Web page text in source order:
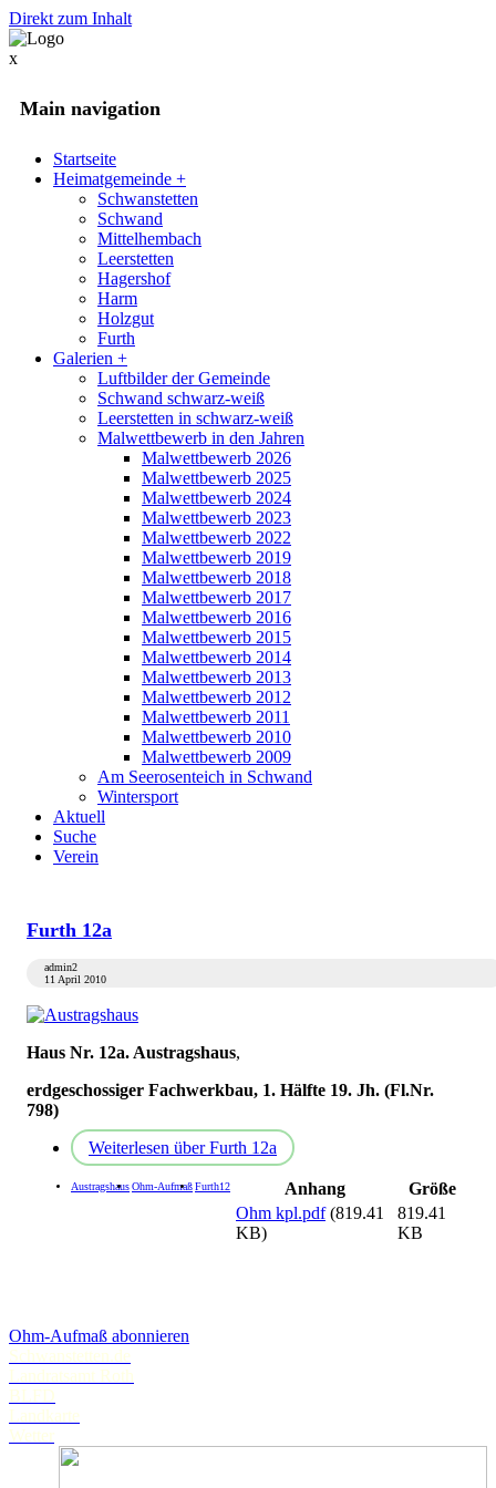
Direkt zum Inhalt
x
Main navigation
Startseite
Heimatgemeinde +
Schwanstetten
Schwand
Mittelhembach
Leerstetten
Hagershof
Harm
Holzgut
Furth
Galerien +
Luftbilder der Gemeinde
Schwand schwarz-weiß
Leerstetten in schwarz-weiß
Malwettbewerb in den Jahren
Malwettbewerb 2026
Malwettbewerb 2025
Malwettbewerb 2024
Malwettbewerb 2023
Malwettbewerb 2022
Malwettbewerb 2019
Malwettbewerb 2018
Malwettbewerb 2017
Malwettbewerb 2016
Malwettbewerb 2015
Malwettbewerb 2014
Malwettbewerb 2013
Malwettbewerb 2012
Malwettbewerb 2011
Malwettbewerb 2010
Malwettbewerb 2009
Am Seerosenteich in Schwand
Wintersport
Aktuell
Suche
Verein
Furth 12a
admin2
11 April 2010
Haus Nr. 12a. Austragshaus,
erdgeschossiger Fachwerkbau, 1. Hälfte 19. Jh. (Fl.Nr.
798)
Weiterlesen über Furth 12a
AustragshausOhm-AufmaßFurth12 Anhang
Größe
Ohm kpl.pdf (819.41
KB)
819.41
KB
Ohm-Aufmaß abonnieren
Schwanstetten.de
Landratsamt Roth
BLFD
Landkarte
Wetter